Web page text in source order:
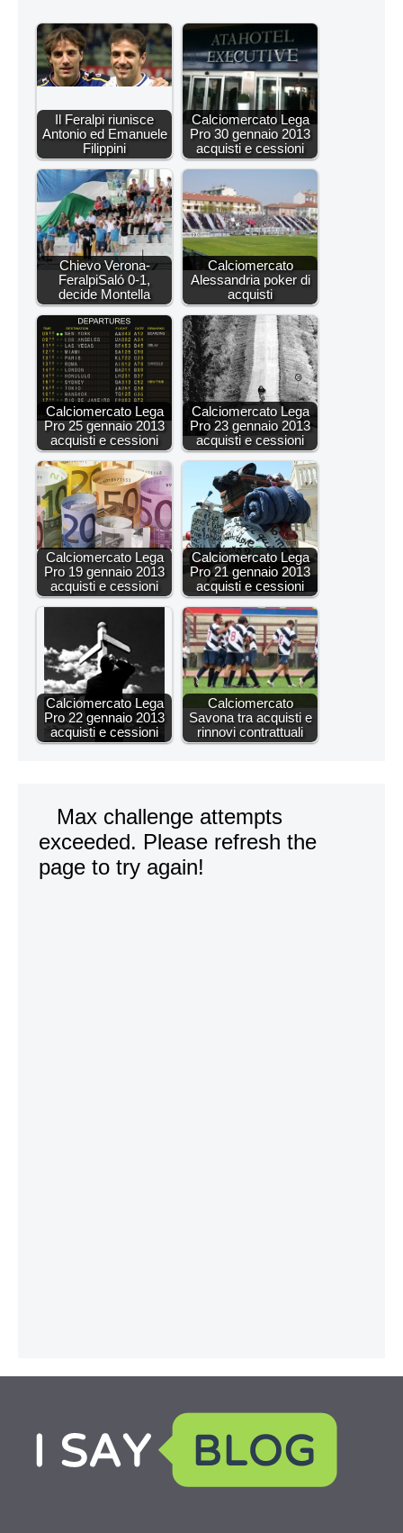
Il Feralpi riunisce
Antonio ed Emanuele
Filippini
Calciomercato Lega
Pro 30 gennaio 2013
acquisti e cessioni
Chievo Verona-
FeralpiSaló 0-1,
decide Montella
Calciomercato
Alessandria poker di
acquisti
Calciomercato Lega
Pro 25 gennaio 2013
acquisti e cessioni
Calciomercato Lega
Pro 23 gennaio 2013
acquisti e cessioni
Calciomercato Lega
Pro 19 gennaio 2013
acquisti e cessioni
Calciomercato Lega
Pro 21 gennaio 2013
acquisti e cessioni
Calciomercato Lega
Pro 22 gennaio 2013
acquisti e cessioni
Calciomercato
Savona tra acquisti e
rinnovi contrattuali